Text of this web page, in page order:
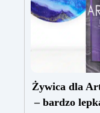
Żywica dla
– bardzo